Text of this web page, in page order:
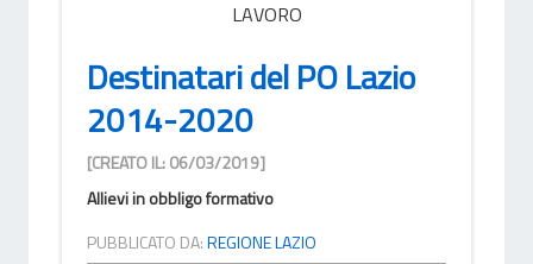
LAVORO
Destinatari del PO Lazio
2014-2020
[CREATO IL: 06/03/2019]
Allievi in obbligo formativo
PUBBLICATO DA:REGIONE LAZIO